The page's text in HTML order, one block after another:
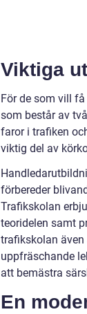
Viktiga
För de som vill
som består av
faror i trafiken
viktig del av
förbereder
Trafikskolan
teoridelen samt
trafikskolan
uppfräschande
att bemästra
En